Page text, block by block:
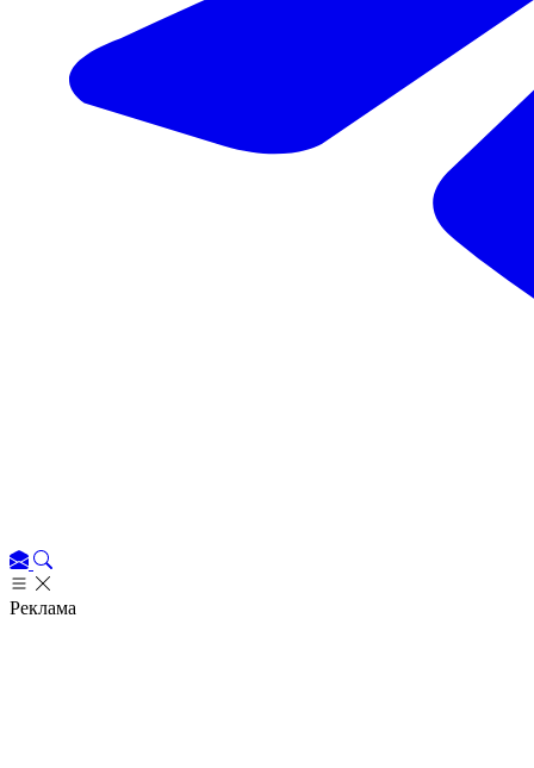
Реклама